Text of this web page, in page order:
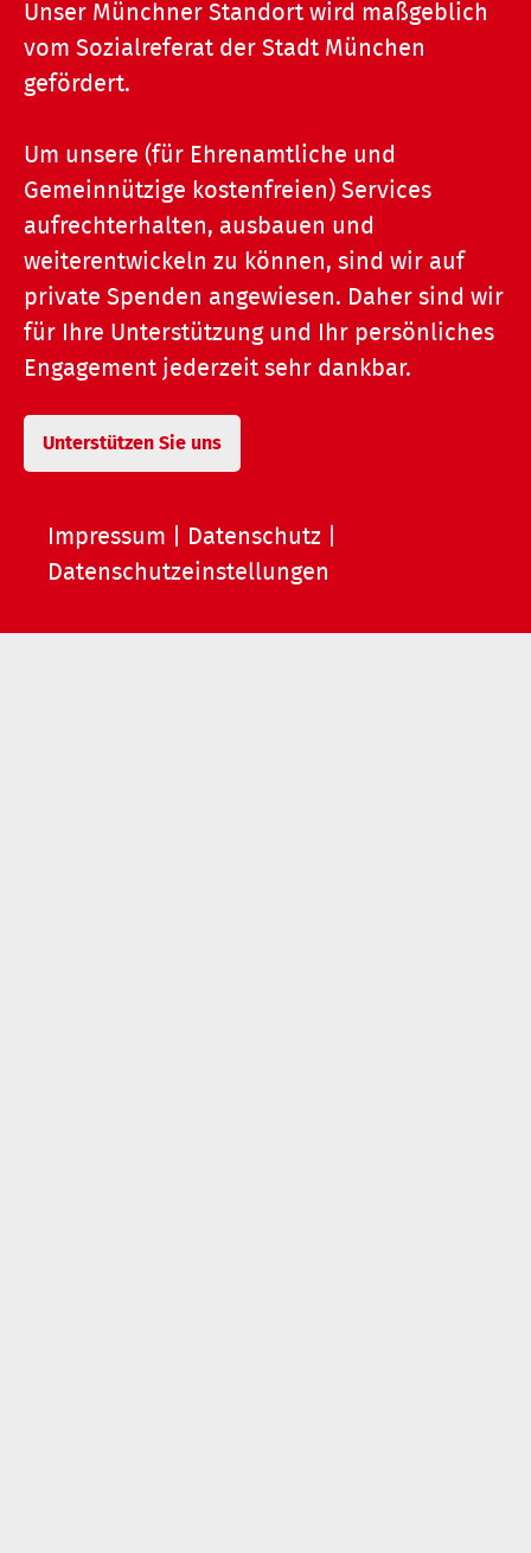
Unser Münchner Standort wird maßgeblich
vom Sozialreferat der Stadt München
gefördert.
Um unsere (für Ehrenamtliche und
Gemeinnützige kostenfreien) Services
aufrechterhalten, ausbauen und
weiterentwickeln zu können, sind wir auf
private Spenden angewiesen. Daher sind wir
für Ihre Unterstützung und Ihr persönliches
Engagement jederzeit sehr dankbar.
Unterstützen Sie uns
Impressum Datenschutz
Datenschutzeinstellungen